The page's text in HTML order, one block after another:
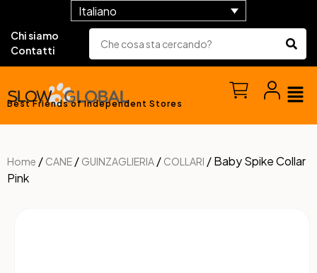
Italiano
Chi siamo
Contatti
Best Friends of Independent Stores
Home / CANE / GUINZAGLIERIA / COLLARI / Baby Spike Collar
Pink